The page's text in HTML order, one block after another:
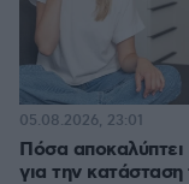
Πόσα
για την κατάσταση
05.08.2026, 23:01